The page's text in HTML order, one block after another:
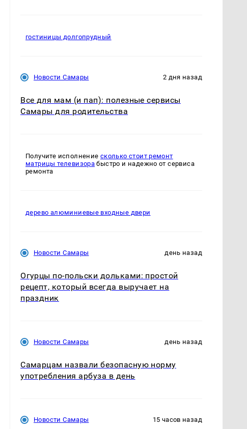
гостиницы долгопрудный
Новости Самары 2 дня назад
Все для мам (и пап): полезные сервисы
Самары для родительства
Получите исполнение сколько стоит ремонт
матрицы телевизора быстро и надежно от сервиса
ремонта
дерево алюминиевые входные двери
Новости Самары день назад
Огурцы по‑польски дольками: простой
рецепт, который всегда выручает на
праздник
Новости Самары день назад
Самарцам назвали безопасную норму
употребления арбуза в день
Новости Самары 15 часов назад